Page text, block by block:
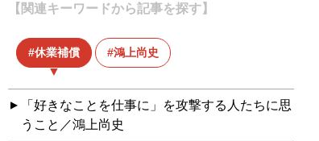
【関連キーワードから記事を探す】
休業補償 鴻上尚史
「好きなことを仕事に」を攻撃する人たちに思
うこと／鴻上尚史